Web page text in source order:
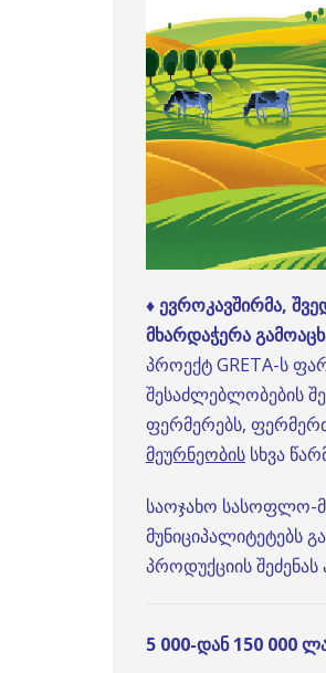
♦ევროკავშირმა,
მხარდაჭერა
პროექტ GRETA-ს
შესაძლებლობების
ფერმერებს,
მეურნეობის სხვა
საოჯახო სასოფლო-
მუნიციპალიტეტებს
პროდუქციის
5 000-დან 150 000